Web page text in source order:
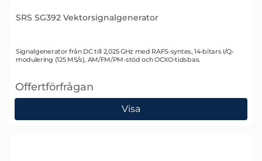
SRS SG392 Vektorsignalgenerator
Art. nr 1630
Signalgenerator från DC till 2,025 GHz med RAFS-syntes, 14-bitars I/Q-
modulering (125 MS/s), AM/FM/PM-stöd och OCXO-tidsbas.
Offertförfrågan
, SRS SG392 Vektorsignalgenerator
Visa